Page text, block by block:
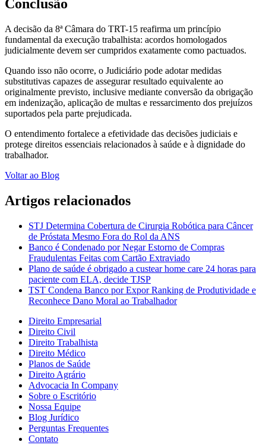
Conclusão
A decisão da 8ª Câmara do TRT-15 reafirma um princípio
fundamental da execução trabalhista: acordos homologados
judicialmente devem ser cumpridos exatamente como pactuados.
Quando isso não ocorre, o Judiciário pode adotar medidas
substitutivas capazes de assegurar resultado equivalente ao
originalmente previsto, inclusive mediante conversão da obrigação
em indenização, aplicação de multas e ressarcimento dos prejuízos
suportados pela parte prejudicada.
O entendimento fortalece a efetividade das decisões judiciais e
protege direitos essenciais relacionados à saúde e à dignidade do
trabalhador.
Voltar ao Blog
Artigos relacionados
STJ Determina Cobertura de Cirurgia Robótica para Câncer
de Próstata Mesmo Fora do Rol da ANS
Banco é Condenado por Negar Estorno de Compras
Fraudulentas Feitas com Cartão Extraviado
Plano de saúde é obrigado a custear home care 24 horas para
paciente com ELA, decide TJSP
TST Condena Banco por Expor Ranking de Produtividade e
Reconhece Dano Moral ao Trabalhador
Direito Empresarial
Direito Civil
Direito Trabalhista
Direito Médico
Planos de Saúde
Direito Agrário
Advocacia In Company
Sobre o Escritório
Nossa Equipe
Blog Jurídico
Perguntas Frequentes
Contato